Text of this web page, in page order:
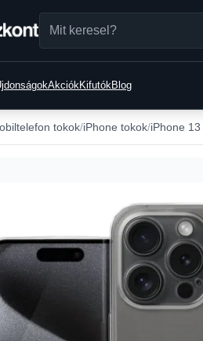
AkciókKifutókBlog
tokok iPhone tokok iPhone